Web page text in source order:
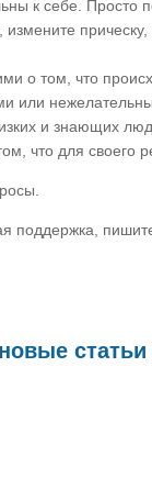
к себе. Просто
прическу,
о том, что
или
и знающих
что для своего
поддержка,
статьи